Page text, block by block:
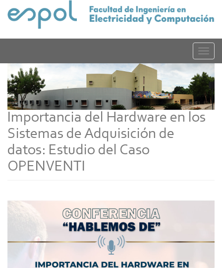
contenido
Toggle
Importancia del Hardware en los
Sistemas de Adquisición de
datos: Estudio del Caso
OPENVENTI